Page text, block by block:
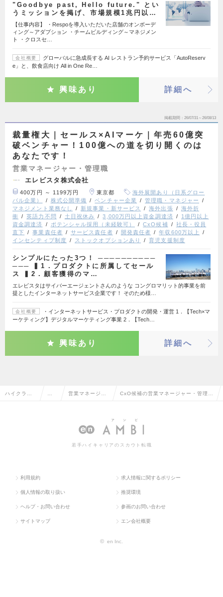
"Goodbye past, Hello future." とい
うミッションを掲げ、市場規模1兆円以…
【仕事内容】 ・Respoを導入いただいた店舗のオンボーデ
ィング～アダプション ・チームビルディング～マネジメン
ト ・クロスセ…
会社概要
グローバルに急成長する AI レストラン予約サービス「AutoReserv
e」と、飲食店向け All in One Re…
興味あり 詳細へ
掲載期間 26/07/31～26/08/13
裁量権大｜セールス×AIマーケ｜年売60億突
破ベンチャー！100億への道を切り開くのは
あなたです！
営業マネージャー・管理職
エレビスタ株式会社
400万円 ～ 1199万円 東京都
海外展開あり（日系グロー
バル企業）
株式公開準備 ベンチャー企業
管理職・マネジャー
マネジメント業務なし
新規事業・新サービス 海外出張
海外折
衝
英語力不問 土日祝休み 3,000万円以上資金調達済
1億円以上
資金調達済
ポテンシャル採用（未経験可） CxO候補
社長・役員
直下
事業責任者 サービス責任者 開発責任者
年収600万以上
インセンティブ制度
ストックオプションあり 育児支援制度
シンプルにたった3つ！ ──────────
─── ▍1．プロダクトに所属してセール
ス ▍2．顧客獲得のマ…
エレビスタはサイバーエージェントさんのような コングロマリット的事業を前
提としたインターネットサービス企業です！ そのため様…
会社概要
・インターネットサービス・プロダクトの開発・運営 1．【Tech×マ
ーケティング】デジタルマーケティング事業 2．【Tech…
興味あり 詳細へ
ハイクラス 営 営業マネージャ CxO候補の営業マネージャー・管理職
若手ハイキャリアのスカウト転職
利用規約 求人情報に関するポリシー
個人情報の取り扱い 推奨環境
ヘルプ・お問い合わせ 参画のお問い合わせ
サイトマップ エン会社概要
© en Inc.